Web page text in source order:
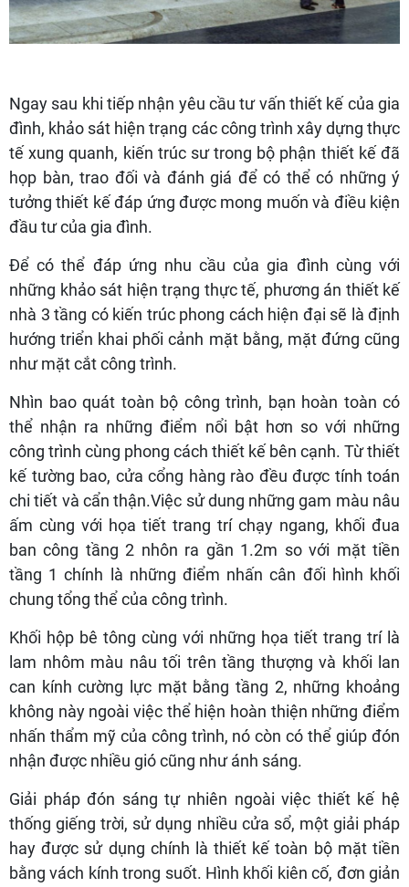
Ngay sau khi tiếp nhận yêu cầu tư vấn thiết kế của gia
đình, khảo sát hiện trạng các công trình xây dựng thực
tế xung quanh, kiến trúc sư trong bộ phận thiết kế đã
họp bàn, trao đối và đánh giá để có thể có những ý
tưởng thiết kế đáp ứng được mong muốn và điều kiện
đầu tư của gia đình.
Để có thể đáp ứng nhu cầu của gia đình cùng với
những khảo sát hiện trạng thực tế, phương án thiết kế
nhà 3 tầng có kiến trúc phong cách hiện đại sẽ là định
hướng triển khai phối cảnh mặt bằng, mặt đứng cũng
như mặt cắt công trình.
Nhìn bao quát toàn bộ công trình, bạn hoàn toàn có
thể nhận ra những điểm nổi bật hơn so với những
công trình cùng phong cách thiết kế bên cạnh. Từ thiết
kế tường bao, cửa cổng hàng rào đều được tính toán
chi tiết và cẩn thận.Việc sử dung những gam màu nâu
ấm cùng với họa tiết trang trí chạy ngang, khối đua
ban công tầng 2 nhôn ra gần 1.2m so với mặt tiền
tầng 1 chính là những điểm nhấn cân đối hình khối
chung tổng thể của công trình.
Khối hộp bê tông cùng với những họa tiết trang trí là
lam nhôm màu nâu tối trên tầng thượng và khối lan
can kính cường lực mặt bằng tầng 2, những khoảng
không này ngoài việc thể hiện hoàn thiện những điểm
nhấn thẩm mỹ của công trình, nó còn có thể giúp đón
nhận được nhiều gió cũng như ánh sáng.
Giải pháp đón sáng tự nhiên ngoài việc thiết kế hệ
thống giếng trời, sử dụng nhiều cửa sổ, một giải pháp
hay được sử dụng chính là thiết kế toàn bộ mặt tiền
bằng vách kính trong suốt. Hình khối kiên cố, đơn giản